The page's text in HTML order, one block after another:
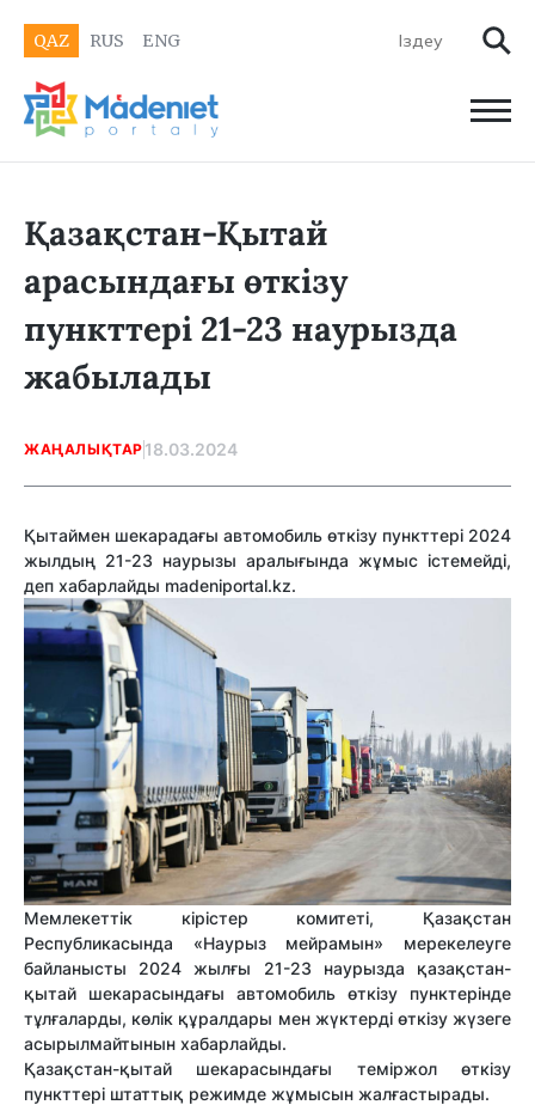
QAZ RUS ENG
Қазақстан-Қытай
арасындағы өткізу
пункттері 21-23 наурызда
жабылады
ЖАҢАЛЫҚТАР 18.03.2024
Қытаймен шекарадағы автомобиль өткізу пункттері 2024
жылдың 21-23 наурызы аралығында жұмыс істемейді,
деп хабарлайды madeniportal.kz.
Мемлекеттік кірістер комитеті, Қазақстан
Республикасында «Наурыз мейрамын» мерекелеуге
байланысты 2024 жылғы 21-23 наурызда қазақстан-
қытай шекарасындағы автомобиль өткізу пунктерінде
тұлғаларды, көлік құралдары мен жүктерді өткізу жүзеге
асырылмайтынын хабарлайды.
Қазақстан-қытай шекарасындағы теміржол өткізу
пункттері штаттық режимде жұмысын жалғастырады.